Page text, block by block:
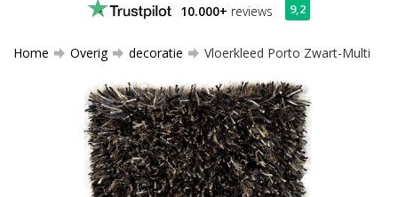
10.000+ reviews 9,2
Home Overig decoratie Vloerkleed Porto Zwart-Multi